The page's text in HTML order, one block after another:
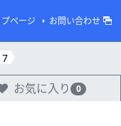
プページ お問い合わせ
7
お気に入り 0